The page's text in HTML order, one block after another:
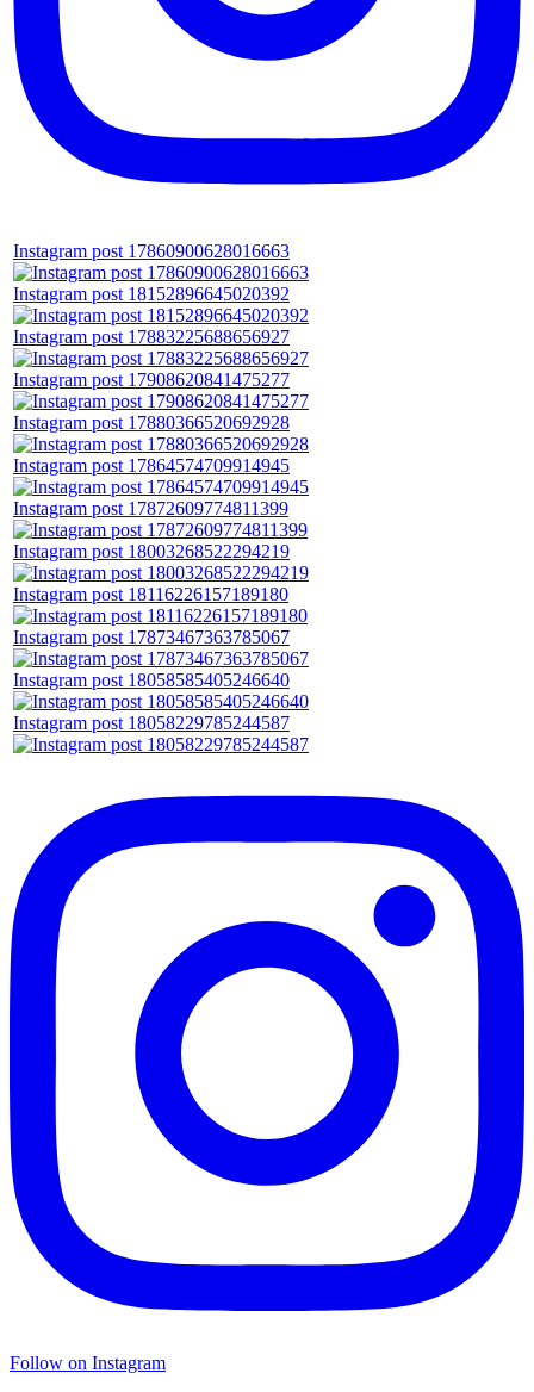
Instagram post 17860900628016663
Instagram post 18152896645020392
Instagram post 17883225688656927
Instagram post 17908620841475277
Instagram post 17880366520692928
Instagram post 17864574709914945
Instagram post 17872609774811399
Instagram post 18003268522294219
Instagram post 18116226157189180
Instagram post 17873467363785067
Instagram post 18058585405246640
Instagram post 18058229785244587
Follow on Instagram